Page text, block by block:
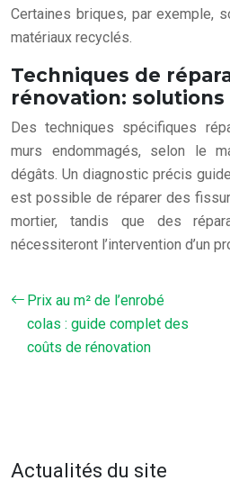
Certaines briques, par exemple,
matériaux recyclés.
Techniques de
rénovation: solutions
Des techniques spécifiques
murs endommagés, selon le
dégâts. Un diagnostic précis
est possible de réparer des
mortier, tandis que des
nécessiteront l’intervention d’un
Prix au m² de l’enrobé
colas : guide complet des
coûts de rénovation
Actualités du site